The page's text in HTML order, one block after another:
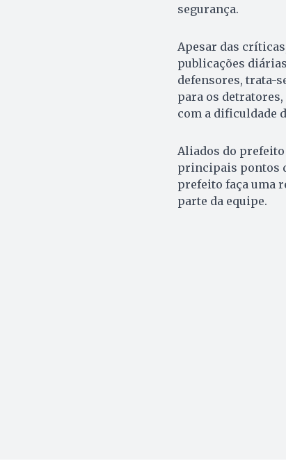
segurança.
Apesar das
publicações
defensores, trata-
para os
com a dificuldade
Aliados do prefeito
principais pontos
prefeito faça uma
parte da equipe.